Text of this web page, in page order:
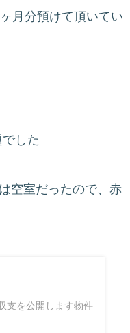
月分預けて頂いてい
した
空室だったので、赤
支を公開します物件